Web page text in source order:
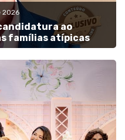
2026
ao
famílias atípicas